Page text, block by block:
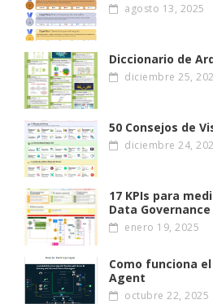
agosto 13, 2025
Diccionario de
diciembre 25,
50 Consejos de
diciembre 24,
17 KPIs para
Data Governance
enero 19, 2025
Como funciona
Agent
octubre 22, 2025